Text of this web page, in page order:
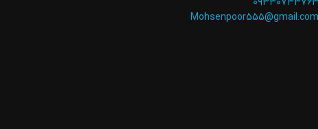
Mohsenpoor555@gmail.com